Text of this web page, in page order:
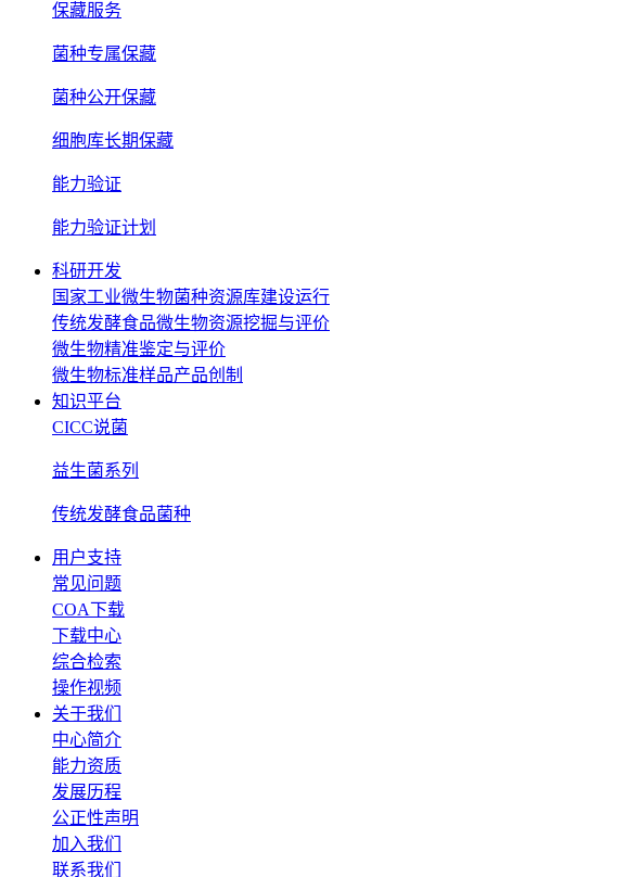
保藏服务
菌种专属保藏
菌种公开保藏
细胞库长期保藏
能力验证
能力验证计划
科研开发
国家工业微生物菌种资源库建设运行
传统发酵食品微生物资源挖掘与评价
微生物精准鉴定与评价
微生物标准样品产品创制
知识平台
CICC说菌
益生菌系列
传统发酵食品菌种
用户支持
常见问题
COA下载
下载中心
综合检索
操作视频
关于我们
中心简介
能力资质
发展历程
公正性声明
加入我们
联系我们